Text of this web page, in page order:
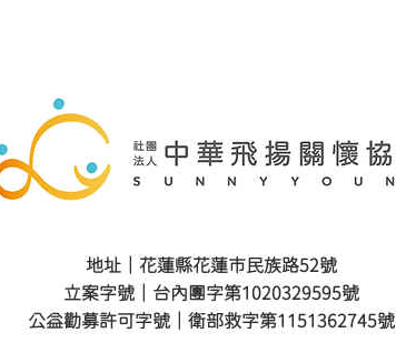
地址｜花蓮縣花蓮市民族路52號
立案字號｜台內團字第1020329595號
公益勸募許可字號｜衛部救字第1151362745號